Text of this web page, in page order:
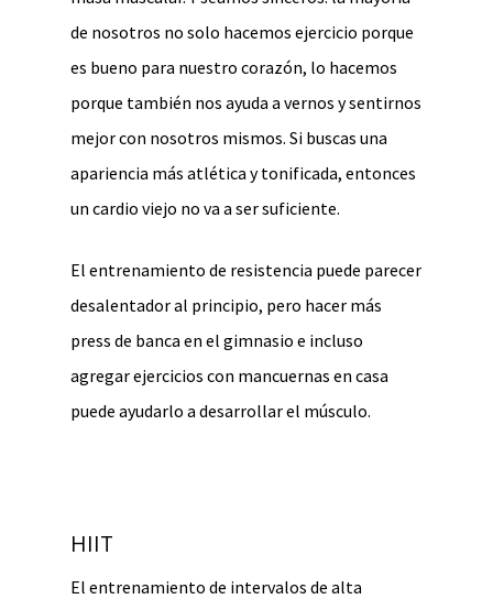
de nosotros no solo hacemos ejercicio porque
es bueno para nuestro corazón, lo hacemos
porque también nos ayuda a vernos y sentirnos
mejor con nosotros mismos. Si buscas una
apariencia más atlética y tonificada, entonces
un cardio viejo no va a ser suficiente.
El entrenamiento de resistencia puede parecer
desalentador al principio, pero hacer más
press de banca en el gimnasio e incluso
agregar ejercicios con mancuernas en casa
puede ayudarlo a desarrollar el músculo.
HIIT
El entrenamiento de intervalos de alta